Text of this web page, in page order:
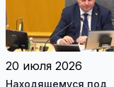
20 июля 2026
Находящемуся под